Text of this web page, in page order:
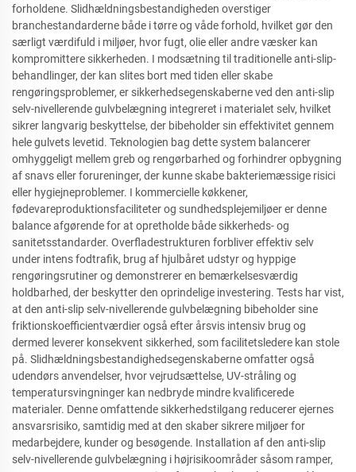
forholdene. Slidhældningsbestandigheden overstiger
branchestandarderne både i tørre og våde forhold, hvilket gør den
særligt værdifuld i miljøer, hvor fugt, olie eller andre væsker kan
kompromittere sikkerheden. I modsætning til traditionelle anti-slip-
behandlinger, der kan slites bort med tiden eller skabe
rengøringsproblemer, er sikkerhedsegenskaberne ved den anti-slip
selv-nivellerende gulvbelægning integreret i materialet selv, hvilket
sikrer langvarig beskyttelse, der bibeholder sin effektivitet gennem
hele gulvets levetid. Teknologien bag dette system balancerer
omhyggeligt mellem greb og rengørbarhed og forhindrer opbygning
af snavs eller forureninger, der kunne skabe bakteriemæssige risici
eller hygiejneproblemer. I kommercielle køkkener,
fødevareproduktionsfaciliteter og sundhedsplejemiljøer er denne
balance afgørende for at opretholde både sikkerheds- og
sanitetsstandarder. Overfladestrukturen forbliver effektiv selv
under intens fodtrafik, brug af hjulbåret udstyr og hyppige
rengøringsrutiner og demonstrerer en bemærkelsesværdig
holdbarhed, der beskytter den oprindelige investering. Tests har vist,
at den anti-slip selv-nivellerende gulvbelægning bibeholder sine
friktionskoefficientværdier også efter årsvis intensiv brug og
dermed leverer konsekvent sikkerhed, som facilitetsledere kan stole
på. Slidhældningsbestandighedsegenskaberne omfatter også
udendørs anvendelser, hvor vejrudsættelse, UV-stråling og
temperatursvingninger kan nedbryde mindre kvalificerede
materialer. Denne omfattende sikkerhedstilgang reducerer ejernes
ansvarsrisiko, samtidig med at den skaber sikrere miljøer for
medarbejdere, kunder og besøgende. Installation af den anti-slip
selv-nivellerende gulvbelægning i højrisikoområder såsom ramper,